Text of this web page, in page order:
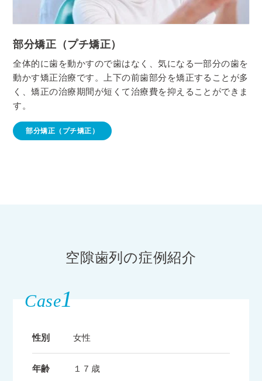
部分矯正（プチ矯正）
全体的に歯を動かすので歯はなく、気になる一部分の歯を
動かす矯正治療です。上下の前歯部分を矯正することが多
く、矯正の治療期間が短くて治療費を抑えることができま
す。
部分矯正（プチ矯正）
空隙歯列の症例紹介
Case1
性別 女性
年齢 １７歳